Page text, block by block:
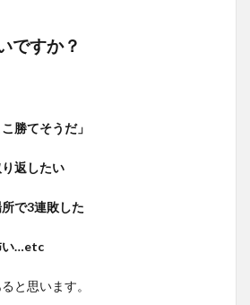
ですか？
勝てそうだ」
返したい
で3連敗した
い…etc
と思います。